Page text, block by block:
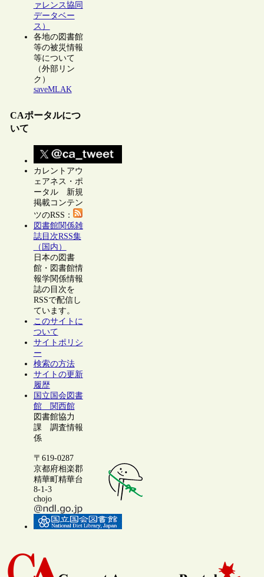
ァレンス協同
データベー
ス）
各地の図書館
等の被災情報
等について
（外部リン
ク）
saveMLAK
CAポータルにつ
いて
カレントアウ
ェアネス・ポ
ータル 新規
掲載コンテン
ツのRSS：
図書館関係雑
誌目次RSS集
（国内）
日本の図書
館・図書館情
報学関係情報
誌の目次を
RSSで配信し
ています。
このサイトに
ついて
サイトポリシ
ー
検索の方法
サイトの更新
履歴
国立国会図書
館 関西館
図書館協力
課 調査情報
係
〒619-0287
京都府相楽郡
精華町精華台
8-1-3
chojo